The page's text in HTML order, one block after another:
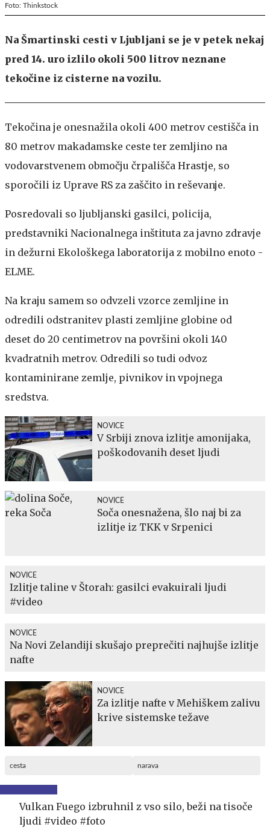
Foto: Thinkstock
Na Šmartinski cesti v Ljubljani se je v petek nekaj
pred 14. uro izlilo okoli 500 litrov neznane
tekočine iz cisterne na vozilu.
Tekočina je onesnažila okoli 400 metrov cestišča in
80 metrov makadamske ceste ter zemljino na
vodovarstvenem območju črpališča Hrastje, so
sporočili iz Uprave RS za zaščito in reševanje.
Posredovali so ljubljanski gasilci, policija,
predstavniki Nacionalnega inštituta za javno zdravje
in dežurni Ekološkega laboratorija z mobilno enoto -
ELME.
Na kraju samem so odvzeli vzorce zemljine in
odredili odstranitev plasti zemljine globine od
deset do 20 centimetrov na površini okoli 140
kvadratnih metrov. Odredili so tudi odvoz
kontaminirane zemlje, pivnikov in vpojnega
sredstva.
NOVICE
V Srbiji znova izlitje amonijaka,
poškodovanih deset ljudi
NOVICE
Soča onesnažena, šlo naj bi za
izlitje iz TKK v Srpenici
NOVICE
Izlitje taline v Štorah: gasilci evakuirali ljudi
#video
NOVICE
Na Novi Zelandiji skušajo preprečiti najhujše izlitje
nafte
NOVICE
Za izlitje nafte v Mehiškem zalivu
krive sistemske težave
cesta narava
Vulkan Fuego izbruhnil z vso silo, beži na tisoče
ljudi #video #foto